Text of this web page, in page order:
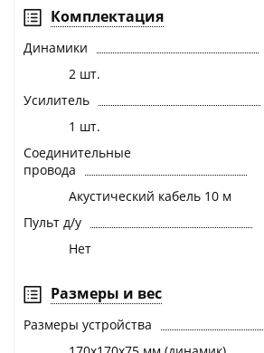
Комплектация
Динамики
2 шт.
Усилитель
1 шт.
Соединительные
провода
Акустический кабель 10 м
Пульт д/у
Нет
Размеры и вес
Размеры устройства